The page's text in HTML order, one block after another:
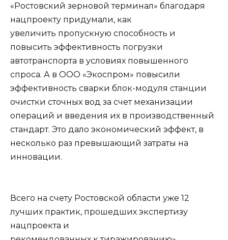
«Ростовский зерновой терминал» благодаря
нацпроекту придумали, как
увеличить пропускную способность и
повысить эффективность погрузки
автотранспорта в условиях повышенного
спроса. А в ООО «Экоспром» повысили
эффективность сварки блок-модуля станции
очистки сточных вод за счет механизации
операций и введения их в производственный
стандарт. Это дало экономический эффект, в
несколько раз превышающий затраты на
инновации.
Всего на счету Ростовской области уже 12
лучших практик, прошедших экспертизу
нацпроекта и